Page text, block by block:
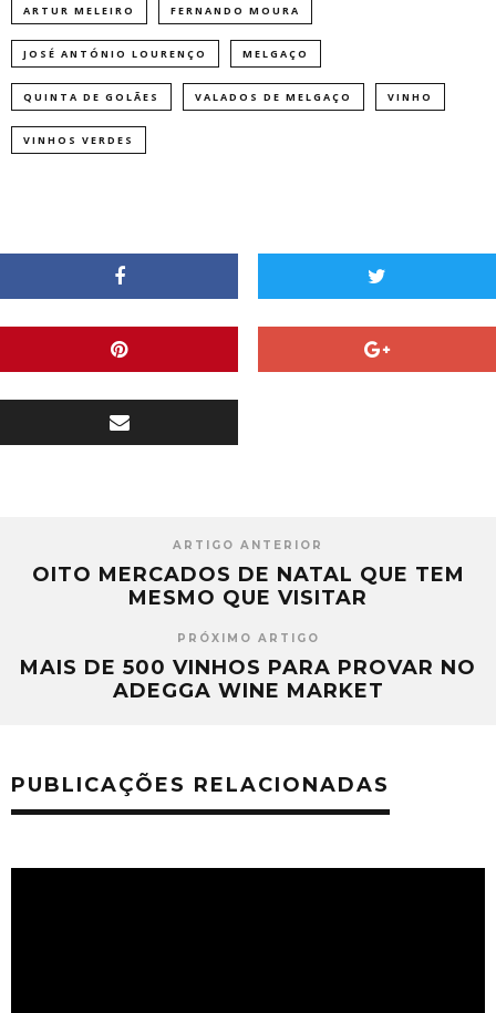
ARTUR MELEIRO FERNANDO MOURA
JOSÉ ANTÓNIO LOURENÇO MELGAÇO
QUINTA DE GOLÃES VALADOS DE MELGAÇO VINHO
VINHOS VERDES
ARTIGO ANTERIOR
OITO MERCADOS DE NATAL QUE TEM
MESMO QUE VISITAR
PRÓXIMO ARTIGO
MAIS DE 500 VINHOS PARA PROVAR NO
ADEGGA WINE MARKET
PUBLICAÇÕES RELACIONADAS